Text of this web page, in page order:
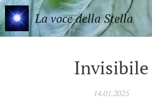
La voce della Stella
Invisibile
14.01.2025